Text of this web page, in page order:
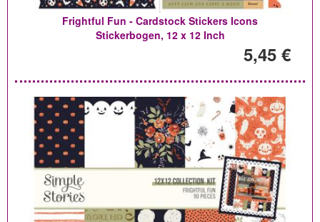
Frightful Fun - Cardstock Stickers Icons
Stickerbogen, 12 x 12 Inch
5,45 €